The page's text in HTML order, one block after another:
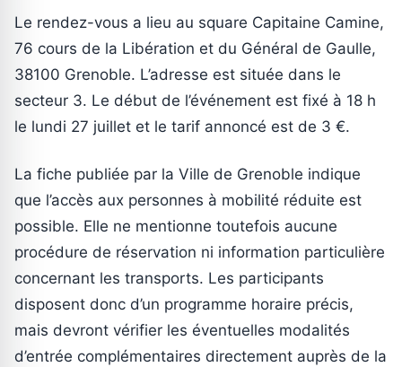
Le rendez-vous a lieu au square Capitaine Camine,
76 cours de la Libération et du Général de Gaulle,
38100 Grenoble. L’adresse est située dans le
secteur 3. Le début de l’événement est fixé à 18 h
le lundi 27 juillet et le tarif annoncé est de 3 €.
La fiche publiée par la Ville de Grenoble indique
que l’accès aux personnes à mobilité réduite est
possible. Elle ne mentionne toutefois aucune
procédure de réservation ni information particulière
concernant les transports. Les participants
disposent donc d’un programme horaire précis,
mais devront vérifier les éventuelles modalités
d’entrée complémentaires directement auprès de la